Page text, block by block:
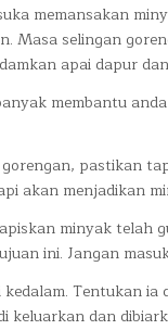
memansakan
Masa selingan
apai dapur
membantu
pastikan
akan menjadikan
minyak telah
ini. Jangan
Tentukan
keluarkan dan